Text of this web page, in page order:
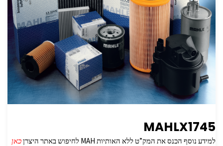
MAHLX1745
למידע נוסף הכנס את המק”ט ללא האותיות MAH לחיפוש באתר היצרן כאן